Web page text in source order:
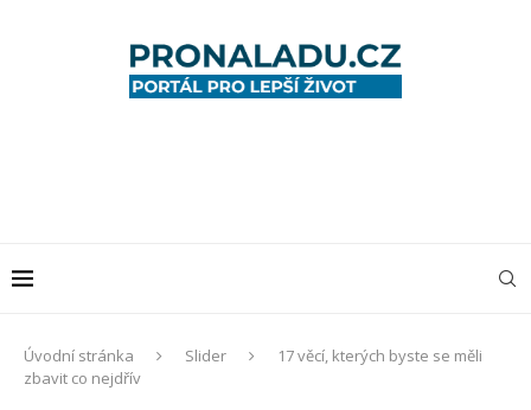
Úvodní stránka Slider
17 věcí, kterých byste se měli
zbavit co nejdřív